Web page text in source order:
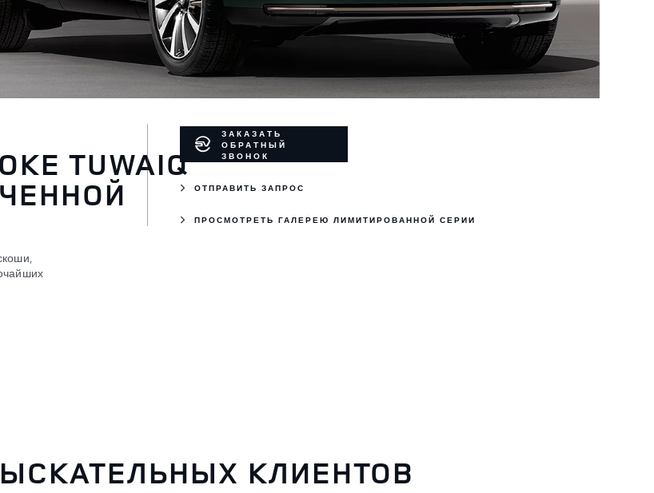
TUWAIQ
ЗАКАЗАТЬ
ОБРАТНЫЙ
ЗВОНОК
ОТПРАВИТЬ ЗАПРОС
ПРОСМОТРЕТЬ ГАЛЕРЕЮ ЛИМИТИРОВАННОЙ СЕРИИ
КЛИЕНТОВ